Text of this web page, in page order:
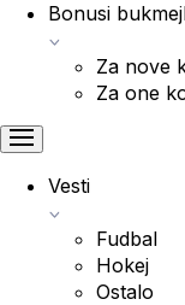
Bonusi
Za nove
Za one
Vesti
Fudbal
Hokej
Ostalo